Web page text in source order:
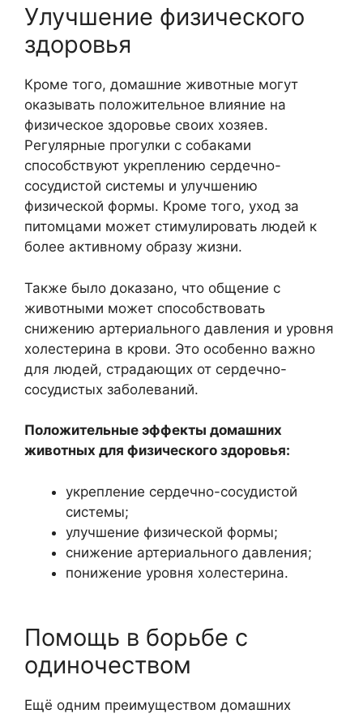
Улучшение физического
здоровья
Кроме того, домашние животные могут
оказывать положительное влияние на
физическое здоровье своих хозяев.
Регулярные прогулки с собаками
способствуют укреплению сердечно-
сосудистой системы и улучшению
физической формы. Кроме того, уход за
питомцами может стимулировать людей к
более активному образу жизни.
Также было доказано, что общение с
животными может способствовать
снижению артериального давления и уровня
холестерина в крови. Это особенно важно
для людей, страдающих от сердечно-
сосудистых заболеваний.
Положительные эффекты домашних
животных для физического здоровья:
укрепление сердечно-сосудистой
системы;
улучшение физической формы;
снижение артериального давления;
понижение уровня холестерина.
Помощь в борьбе с
одиночеством
Ещё одним преимуществом домашних